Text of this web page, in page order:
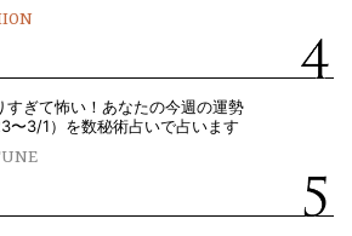
すぎて怖い！あなたの今週の運勢
〜3/1）を数秘術占いで占います